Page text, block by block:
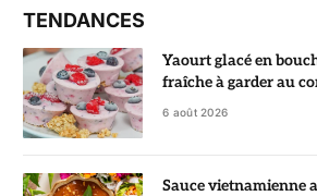
TENDANCES
Yaourt glacé en
fraîche à garder au
6 août 2026
Sauce vietnamienne